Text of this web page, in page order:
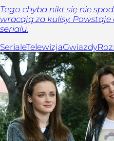
Tego chyba nikt się nie
wracają za kulisy.
serialu.
SerialeTelewizjaGwiazdy